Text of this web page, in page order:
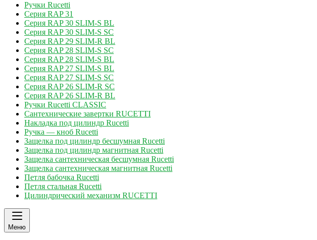
Ручки Rucetti
Серия RAP 31
Серия RAP 30 SLIM-S BL
Серия RAP 30 SLIM-S SC
Серия RAP 29 SLIM-R BL
Серия RAP 28 SLIM-S SC
Серия RAP 28 SLIM-S BL
Серия RAP 27 SLIM-S BL
Серия RAP 27 SLIM-S SC
Серия RAP 26 SLIM-R SC
Серия RAP 26 SLIM-R BL
Ручки Rucetti CLASSIC
Сантехнические завертки RUCETTI
Накладка под цилиндр Rucetti
Ручка — кноб Rucetti
Защелка под цилиндр бесшумная Rucetti
Защелка под цилиндр магнитная Rucetti
Защелка сантехническая бесшумная Rucetti
Защелка сантехническая магнитная Rucetti
Петля бабочка Rucetti
Петля стальная Rucetti
Цилиндрический механизм RUCETTI
Меню